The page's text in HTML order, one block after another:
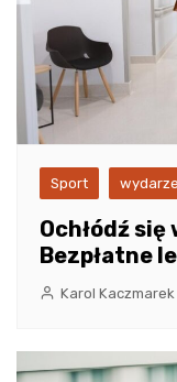
Sport
Ochłódź
Bezpłatne
Karol Kaczmarek